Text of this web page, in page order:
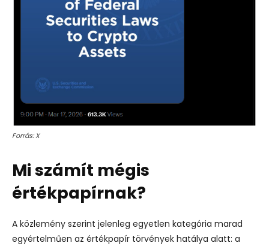
Forrás: X
Mi számít mégis
értékpapírnak?
A közlemény szerint jelenleg egyetlen kategória marad
egyértelműen az értékpapír törvények hatálya alatt: a